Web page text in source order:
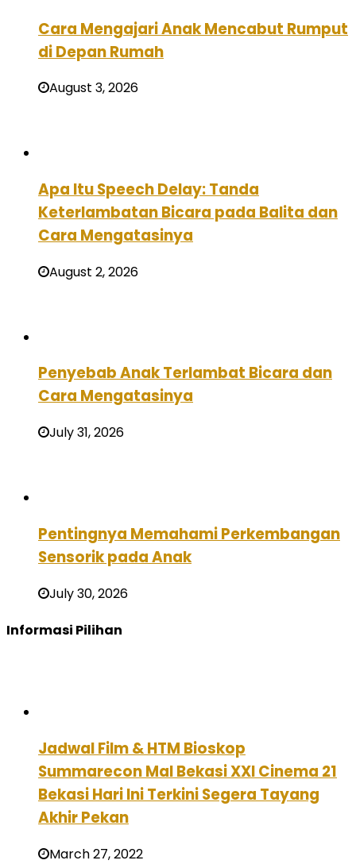
Cara Mengajari Anak Mencabut Rumput
di Depan Rumah
August 3, 2026
Apa Itu Speech Delay: Tanda
Keterlambatan Bicara pada Balita dan
Cara Mengatasinya
August 2, 2026
Penyebab Anak Terlambat Bicara dan
Cara Mengatasinya
July 31, 2026
Pentingnya Memahami Perkembangan
Sensorik pada Anak
July 30, 2026
Informasi Pilihan
Jadwal Film & HTM Bioskop
Summarecon Mal Bekasi XXI Cinema 21
Bekasi Hari Ini Terkini Segera Tayang
Akhir Pekan
March 27, 2022